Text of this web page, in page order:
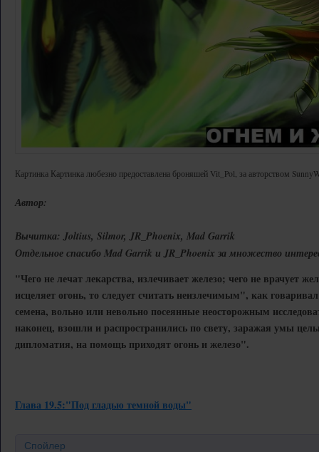
Картинка Картинка любезно предоставлена броняшей Vit_Pol, за авторством
Автор:
Вычитка: Joltius, Silmor, JR_Phoenix, Mad Garrik
Отдельное спасибо Mad Garrik и JR_Phoenix за множество
"Чего не лечат лекарства, излечивает железо; чего не врачует
исцеляет огонь, то следует считать неизлечимым", как
семена, вольно или невольно посеянные неосторожным
наконец, взошли и распространились по свету, заражая умы
дипломатия, на помощь приходят огонь и железо".
Глава 19.5:"Под гладью темной воды"
Спойлер